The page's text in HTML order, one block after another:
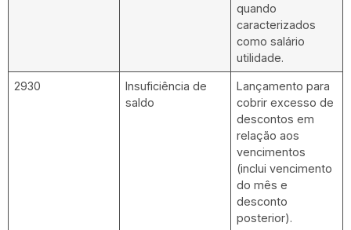
quando
caracterizados
como salário
utilidade.
2930
Insuficiência de
saldo
Lançamento para
cobrir excesso de
descontos em
relação aos
vencimentos
(inclui vencimento
do mês e
desconto
posterior).